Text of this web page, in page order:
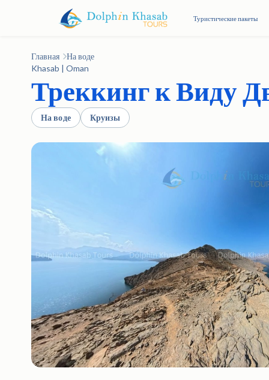
Туристические пакеты
Главная На воде
Khasab | Oman
Треккинг к Виду
На воде Круизы